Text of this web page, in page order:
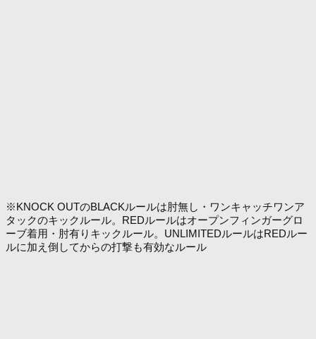
※KNOCK OUTのBLACKルールは肘無し・ワンキャッチワンア
タックのキックルール。REDルールはオープンフィンガーグロ
ーブ着用・肘有りキックルール。UNLIMITEDルールはREDルー
ルに加え倒してからの打撃も有効なルール